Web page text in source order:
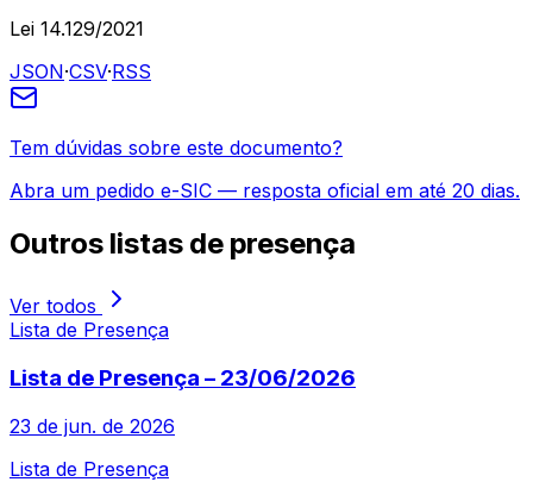
Lei 14.129/2021
JSON·CSV·RSS
Tem dúvidas sobre este documento?
Abra um pedido e-SIC — resposta oficial em até 20 dias.
Outros listas de presença
Ver todos
Lista de Presença
Lista de Presença – 23/06/2026
23 de jun. de 2026
Lista de Presença